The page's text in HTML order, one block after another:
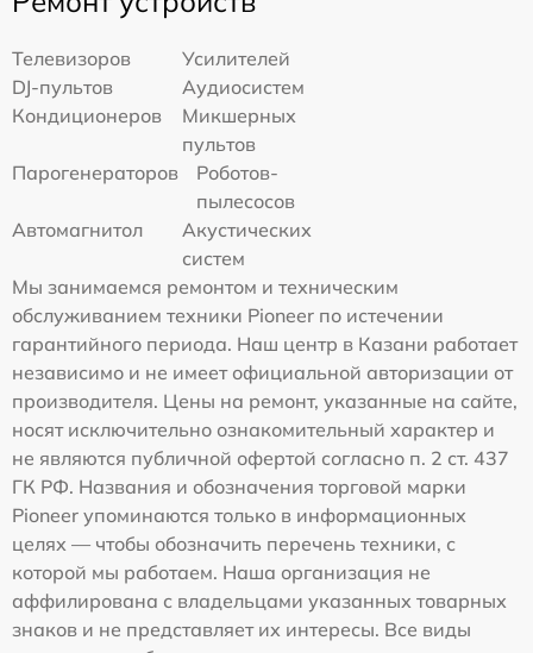
Телевизоров
Усилителей
DJ-пультов
Аудиосистем
Кондиционеров
Микшерных
пультов
Парогенераторов
Роботов-
пылесосов
Автомагнитол
Акустических
систем
Мы занимаемся ремонтом и техническим
обслуживанием техники Pioneer по истечении
гарантийного периода. Наш центр в Казани работает
независимо и не имеет официальной авторизации от
производителя. Цены на ремонт, указанные на сайте,
носят исключительно ознакомительный характер и
не являются публичной офертой согласно п. 2 ст. 437
ГК РФ. Названия и обозначения торговой марки
Pioneer упоминаются только в информационных
целях — чтобы обозначить перечень техники, с
которой мы работаем. Наша организация не
аффилирована с владельцами указанных товарных
знаков и не представляет их интересы. Все виды